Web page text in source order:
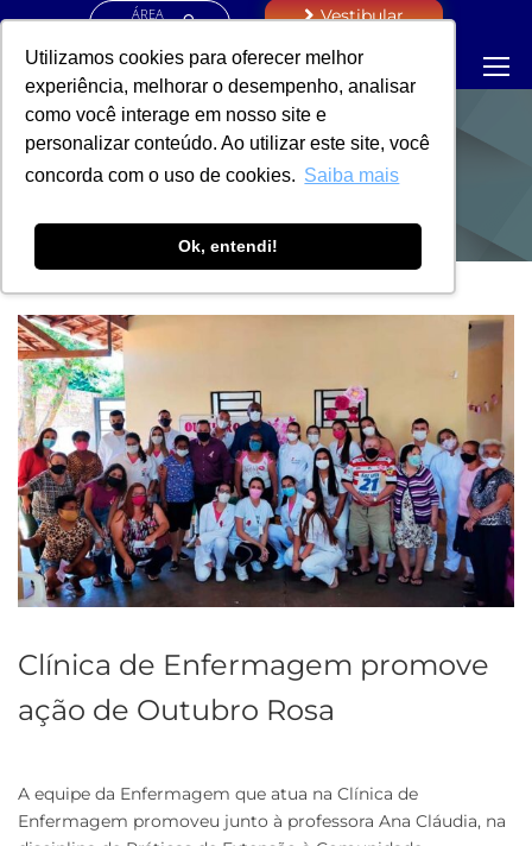
Utilizamos cookies para oferecer melhor
experiência, melhorar o desempenho, analisar
como você interage em nosso site e
personalizar conteúdo. Ao utilizar este site, você
concorda com o uso de cookies. Saiba mais
Ok, entendi!
ÁREA
Vestibular
NOTÍCIAS
Clínica de Enfermagem promove
ação de Outubro Rosa
A equipe da Enfermagem que atua na Clínica de
Enfermagem promoveu junto à professora Ana Cláudia, na